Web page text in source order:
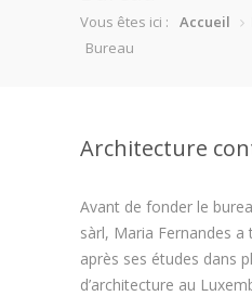
Vous êtes ici : Accueil
Bureau
Architecture
Avant de fonder le
sàrl, Maria Fernandes
après ses études dans
d’architecture au